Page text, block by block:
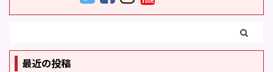
次 １．趣味に生きて思い
要無し ２．趣味が見つか
らないときは、思い立っ
最近の投稿